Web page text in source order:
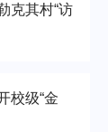
克其村“访
校级“金